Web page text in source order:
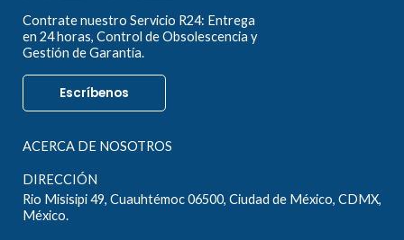
Contrate nuestro Servicio R24: Entrega
en 24 horas, Control de Obsolescencia y
Gestión de Garantía.
Escríbenos
ACERCA DE NOSOTROS
DIRECCIÓN
Rio Misisipi 49, Cuauhtémoc 06500, Ciudad de México, CDMX,
México.